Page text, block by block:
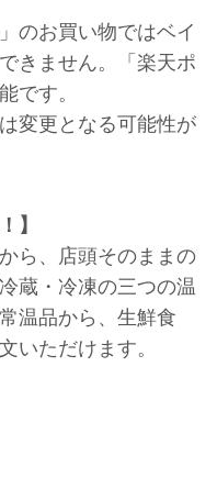
のお買い物ではベイ
きません。「楽天ポ
です。
変更となる可能性が
】
ら、店頭そのままの
蔵・冷凍の三つの温
温品から、生鮮食
いただけます。